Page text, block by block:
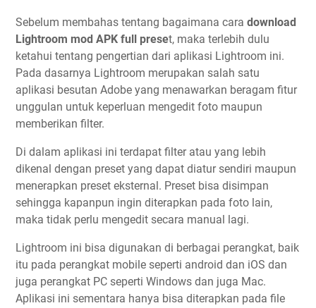
Sebelum membahas tentang bagaimana cara download
Lightroom mod APK full preset, maka terlebih dulu
ketahui tentang pengertian dari aplikasi Lightroom ini.
Pada dasarnya Lightroom merupakan salah satu
aplikasi besutan Adobe yang menawarkan beragam fitur
unggulan untuk keperluan mengedit foto maupun
memberikan filter.
Di dalam aplikasi ini terdapat filter atau yang lebih
dikenal dengan preset yang dapat diatur sendiri maupun
menerapkan preset eksternal. Preset bisa disimpan
sehingga kapanpun ingin diterapkan pada foto lain,
maka tidak perlu mengedit secara manual lagi.
Lightroom ini bisa digunakan di berbagai perangkat, baik
itu pada perangkat mobile seperti android dan iOS dan
juga perangkat PC seperti Windows dan juga Mac.
Aplikasi ini sementara hanya bisa diterapkan pada file